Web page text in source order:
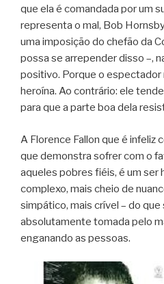
que ela é comandada por um
representa o mal, Bob
uma imposição do chefão da
possa se arrepender disso –,
positivo. Porque o espectador
heroína. Ao contrário: ele
para que a parte boa dela
A Florence Fallon que é infeliz
que demonstra sofrer com o
aqueles pobres fiéis, é um ser
complexo, mais cheio de
simpático, mais crível – do
absolutamente tomada pelo
enganando as pessoas.